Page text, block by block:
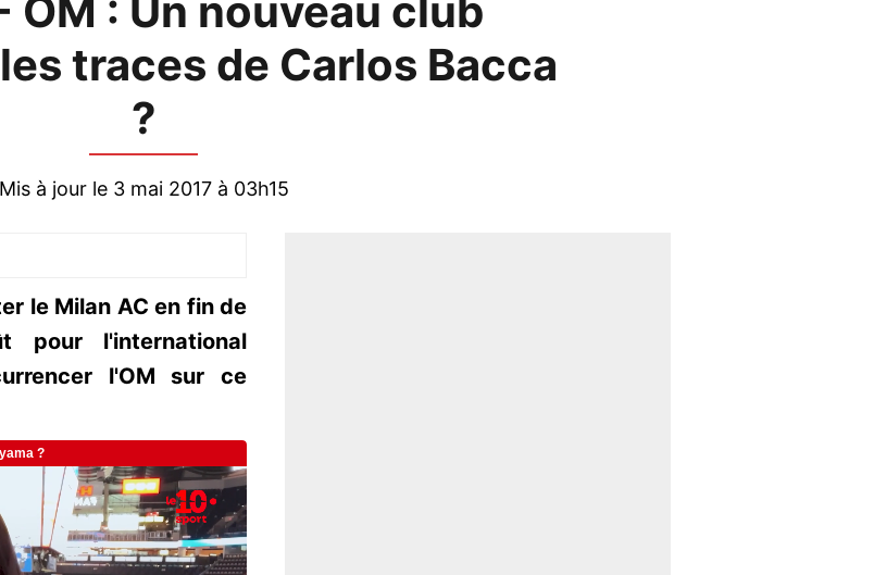
OM : Un nouveau club
traces de Carlos Bacca
?
Mis à jour le 3 mai 2017 à 03h15
le Milan AC en fin de
pour l'international
l'OM sur ce